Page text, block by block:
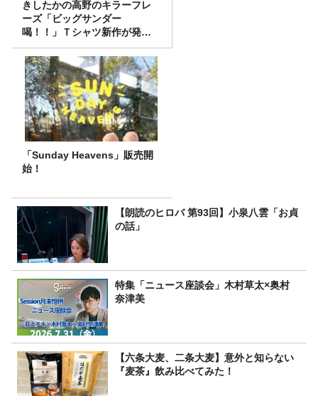
きしたかの高野のキラーフレ
ーズ「ビッグサンダー
喝！！」Ｔシャツ新作が発売
決定！
「Sunday Heavens」販売開
始！
【朗読のヒロバ 第93回】小泉八雲「お貞
の話」
特集「ニュース座談会」木村草太×奥村
奈津美
【六条大麦、二条大麦】意外と知らない
『麦茶』飲み比べてみた！